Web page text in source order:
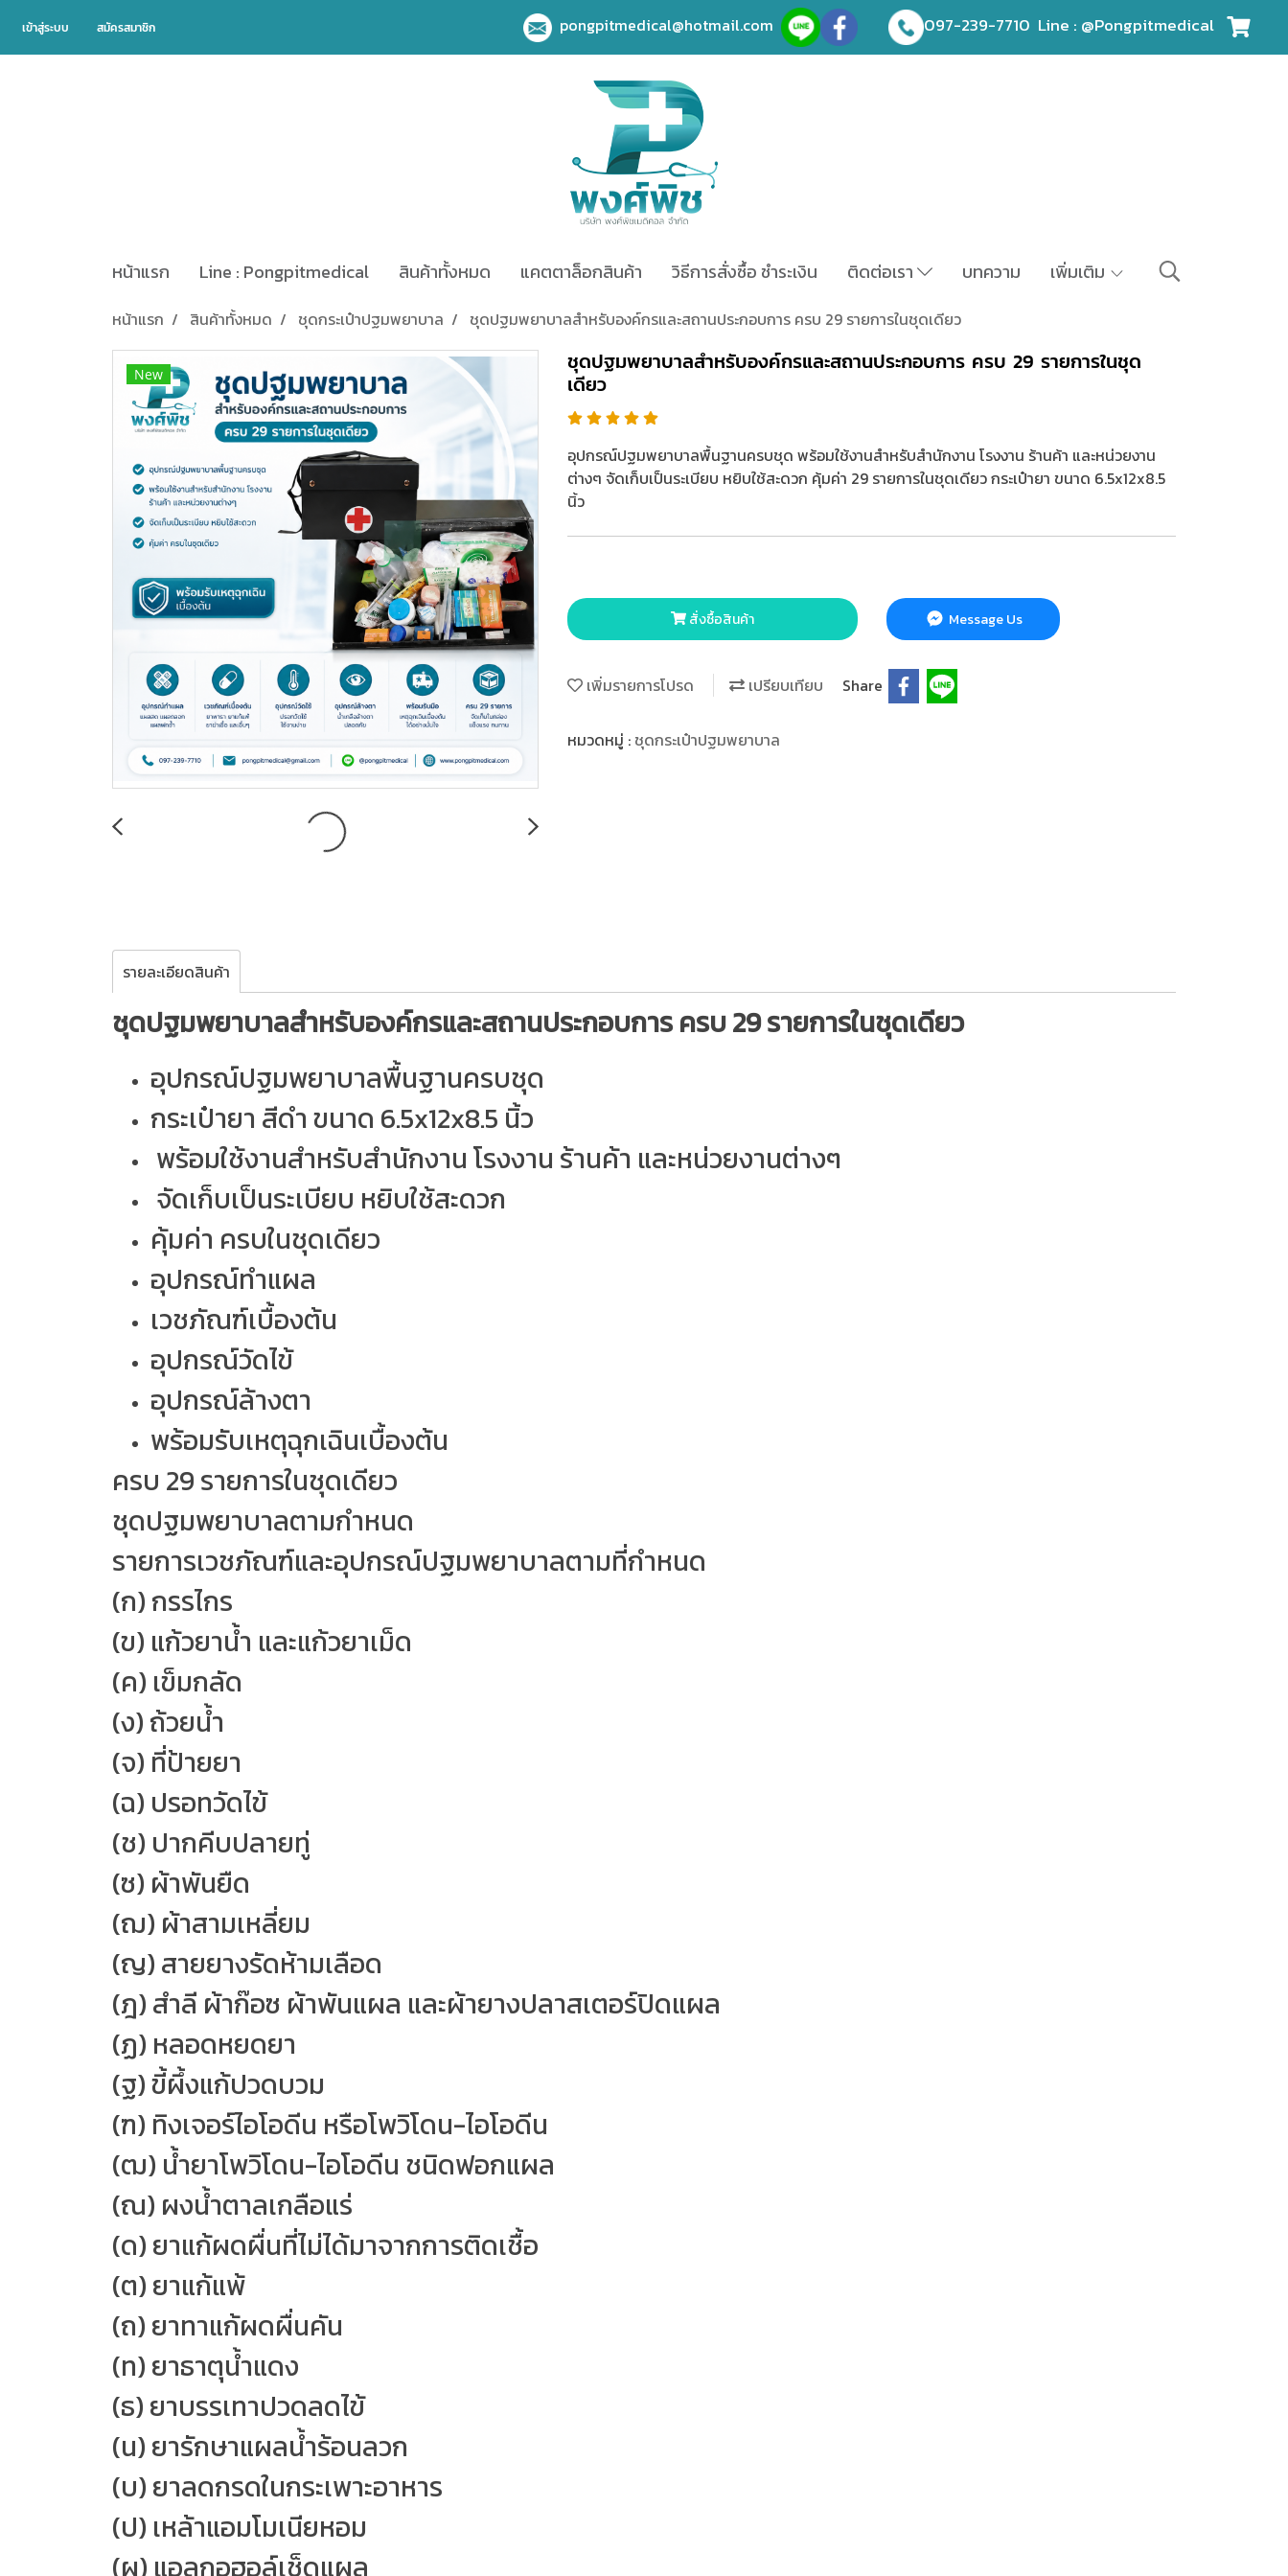
เข้าสู่ระบบ สมัครสมาชิก pongpitmedical@hotmail.com 097-239-7710 Line : @Pongpitmedical
หน้าแรก Line : Pongpitmedical สินค้าทั้งหมด แคตตาล็อกสินค้า วิธีการสั่งซื้อ ชำระเงิน ติดต่อเรา บทความ เพิ่มเติม
หน้าแรก สินค้าทั้งหมด ชุดกระเป๋าปฐมพยาบาล ชุดปฐมพยาบาลสำหรับองค์กรและสถานประกอบการ ครบ 29 รายการในชุดเดียว
New
ชุดปฐมพยาบาลสำหรับองค์กรและสถานประกอบการ ครบ 29 รายการในชุด
เดียว
อุปกรณ์ปฐมพยาบาลพื้นฐานครบชุด พร้อมใช้งานสำหรับสำนักงาน โรงงาน ร้านค้า และหน่วยงาน
ต่างๆ จัดเก็บเป็นระเบียบ หยิบใช้สะดวก คุ้มค่า 29 รายการในชุดเดียว กระเป๋ายา ขนาด 6.5x12x8.5
นิ้ว
สั่งซื้อสินค้า Message Us
เพิ่มรายการโปรด เปรียบเทียบ Share
หมวดหมู่ : ชุดกระเป๋าปฐมพยาบาล
รายละเอียดสินค้า
ชุดปฐมพยาบาลสำหรับองค์กรและสถานประกอบการ ครบ 29 รายการในชุดเดียว
อุปกรณ์ปฐมพยาบาลพื้นฐานครบชุด
กระเป๋ายา สีดำ ขนาด 6.5x12x8.5 นิ้ว
พร้อมใช้งานสำหรับสำนักงาน โรงงาน ร้านค้า และหน่วยงานต่างๆ
จัดเก็บเป็นระเบียบ หยิบใช้สะดวก
คุ้มค่า ครบในชุดเดียว
อุปกรณ์ทำแผล
เวชภัณฑ์เบื้องต้น
อุปกรณ์วัดไข้
อุปกรณ์ล้างตา
พร้อมรับเหตุฉุกเฉินเบื้องต้น
ครบ 29 รายการในชุดเดียว
ชุดปฐมพยาบาลตามกำหนด
รายการเวชภัณฑ์และอุปกรณ์ปฐมพยาบาลตามที่กำหนด
(ก) กรรไกร
(ข) แก้วยาน้ำ และแก้วยาเม็ด
(ค) เข็มกลัด
(ง) ถ้วยน้ำ
(จ) ที่ป้ายยา
(ฉ) ปรอทวัดไข้
(ช) ปากคีบปลายทู่
(ซ) ผ้าพันยืด
(ฌ) ผ้าสามเหลี่ยม
(ญ) สายยางรัดห้ามเลือด
(ฎ) สำลี ผ้าก๊อซ ผ้าพันแผล และผ้ายางปลาสเตอร์ปิดแผล
(ฏ) หลอดหยดยา
(ฐ) ขี้ผึ้งแก้ปวดบวม
(ฑ) ทิงเจอร์ไอโอดีน หรือโพวิโดน-ไอโอดีน
(ฒ) น้ำยาโพวิโดน-ไอโอดีน ชนิดฟอกแผล
(ณ) ผงน้ำตาลเกลือแร่
(ด) ยาแก้ผดผื่นที่ไม่ได้มาจากการติดเชื้อ
(ต) ยาแก้แพ้
(ถ) ยาทาแก้ผดผื่นคัน
(ท) ยาธาตุน้ำแดง
(ธ) ยาบรรเทาปวดลดไข้
(น) ยารักษาแผลน้ำร้อนลวก
(บ) ยาลดกรดในกระเพาะอาหาร
(ป) เหล้าแอมโมเนียหอม
(ผ) แอลกอฮอล์เช็ดแผล